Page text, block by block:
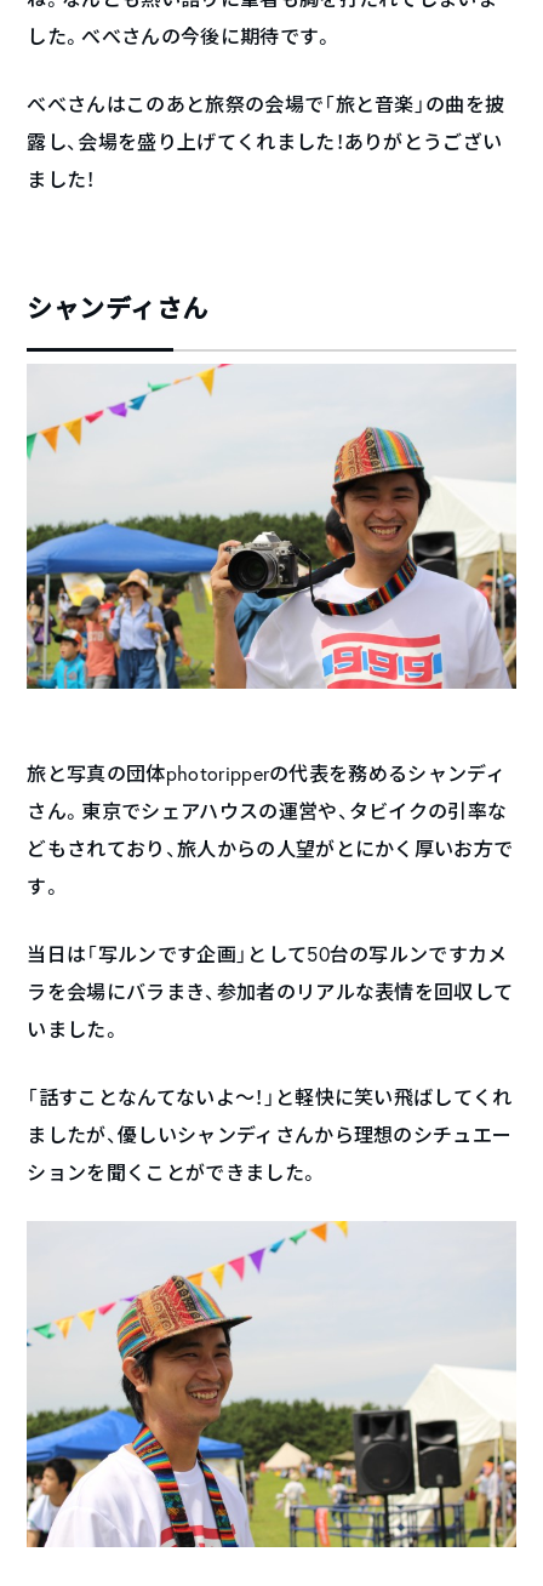
した。べべさんの今後に期待です。
べべさんはこのあと旅祭の会場で「旅と音楽」の曲を披
露し、会場を盛り上げてくれました！ありがとうござい
ました！
シャンディさん
旅と写真の団体photoripperの代表を務めるシャンディ
さん。東京でシェアハウスの運営や、タビイクの引率な
どもされており、旅人からの人望がとにかく厚いお方で
す。
当日は「写ルンです企画」として50台の写ルンですカメ
ラを会場にバラまき、参加者のリアルな表情を回収して
いました。
「話すことなんてないよ〜！」と軽快に笑い飛ばしてくれ
ましたが、優しいシャンディさんから理想のシチュエー
ションを聞くことができました。